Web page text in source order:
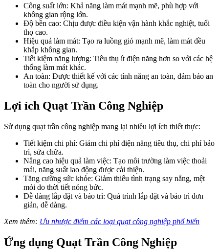
Công suất lớn: Khả năng làm mát mạnh mẽ, phù hợp với
không gian rộng lớn.
Độ bền cao: Chịu được điều kiện vận hành khắc nghiệt, tuổi
thọ cao.
Hiệu quả làm mát: Tạo ra luồng gió mạnh mẽ, làm mát đều
khắp không gian.
Tiết kiệm năng lượng: Tiêu thụ ít điện năng hơn so với các hệ
thống làm mát khác.
An toàn: Được thiết kế với các tính năng an toàn, đảm bảo an
toàn cho người sử dụng.
Lợi ích Quạt Trần Công Nghiệp
Sử dụng quạt trần công nghiệp mang lại nhiều lợi ích thiết thực:
Tiết kiệm chi phí: Giảm chi phí điện năng tiêu thụ, chi phí bảo
trì, sửa chữa.
Nâng cao hiệu quả làm việc: Tạo môi trường làm việc thoải
mái, năng suất lao động được cải thiện.
Tăng cường sức khỏe: Giảm thiểu tình trạng say nắng, mệt
mỏi do thời tiết nóng bức.
Dễ dàng lắp đặt và bảo trì: Quá trình lắp đặt và bảo trì đơn
giản, dễ dàng.
Xem thêm: Ưu nhược điểm các loại quạt công nghiệp phổ biến
Ứng dụng Quạt Trần Công Nghiệp